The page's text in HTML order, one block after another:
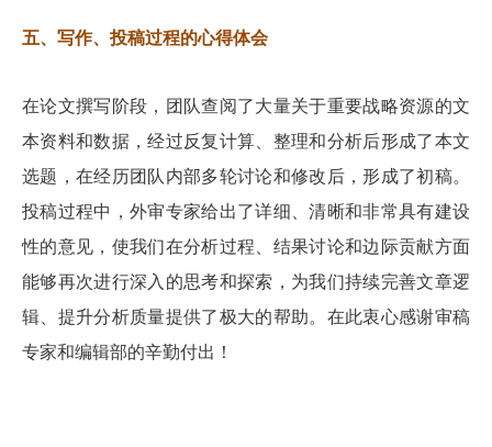
五、写作、投稿过程的心得体会
在论文撰写阶段，团队查阅了大量关于重要战略资源的文
本资料和数据，经过反复计算、整理和分析后形成了本文
选题，在经历团队内部多轮讨论和修改后，形成了初稿。
投稿过程中，外审专家给出了详细、清晰和非常具有建设
性的意见，使我们在分析过程、结果讨论和边际贡献方面
能够再次进行深入的思考和探索，为我们持续完善文章逻
辑、提升分析质量提供了极大的帮助。在此衷心感谢审稿
专家和编辑部的辛勤付出！